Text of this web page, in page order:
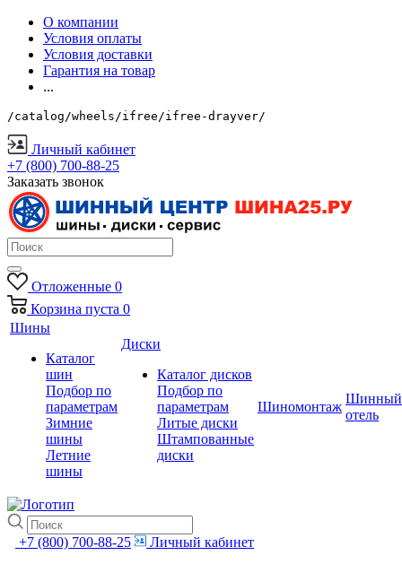
О компании
Условия оплаты
Условия доставки
Гарантия на товар
...
/catalog/wheels/ifree/ifree-drayver/
Личный кабинет
+7 (800) 700-88-25
Заказать звонок
Отложенные 0
Корзина пуста 0
Шины
Каталог
шин
Подбор по
параметрам
Зимние
шины
Летние
шины
Диски
Каталог дисков
Подбор по
параметрам
Литые диски
Штампованные
диски
Шиномонтаж
Шинный
отель
+7 (800) 700-88-25
Личный кабинет